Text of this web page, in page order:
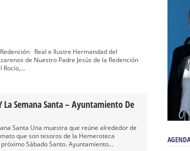
Hermandad del Silencio
de Nuestra Señora de la Encarnación Coronada –
Santísima en su Soledad – San Lorenzo
Valle
Vía Crucis y Traslado – Siete Palabras
Real e Ilustre Hermandad del
de Nuestro Padre Jesús de la Redención
Rocío,...
Semana Santa – Ayuntamiento De
Santa Una muestra que reúne alrededor de
que son tesoros de la Hemeroteca
Sábado Santo. Ayuntamiento...